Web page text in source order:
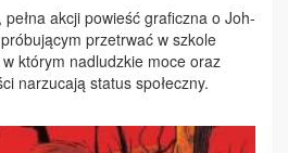
ak­cji po­wieść gra­ficz­na o Joh­
prze­trwać w szko­le
któ­rym nad­ludz­kie mo­ce oraz
na­rzu­ca­ją sta­tus spo­łecz­ny.